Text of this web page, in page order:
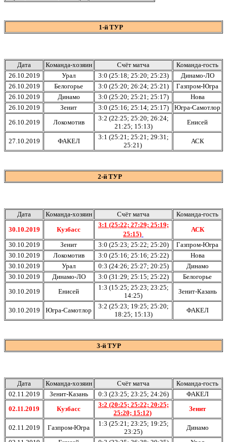
1-й ТУР
Дата Команда-хозяин Счёт матча
Команда-гость
26.10.2019
Урал 3:0 (25:18; 25:20; 25:23)
Динамо-ЛО
26.10.2019
Белогорье 3:0 (25:20; 26:24; 25:21)
Газпром-Югра
26.10.2019
Динамо 3:0 (25:20; 25:21; 25:17)
Нова
26.10.2019
Зенит 3:0 (25:16; 25:14; 25:17)
Югра-Самотлор
26.10.2019
Локомотив
3:2 (22:25; 25:20; 26:24;
21:25; 15:13)
Енисей
27.10.2019 ФАКЕЛ
3:1 (25:21; 25:21; 29:31;
25:21)
АСК
2-й ТУР
Дата Команда-хозяин Счёт матча
Команда-гость
30.10.2019
Кузбасс
3:1 (25:22; 27:29; 25:19;
25:15)
АСК
30.10.2019
Зенит 3:0 (25:23; 25:22; 25:20)
Газпром-Югра
30.10.2019
Локомотив 3:0 (25:16; 25:16; 25:22)
Нова
30.10.2019
Урал 0:3 (24:26; 25:27; 20:25)
Динамо
30.10.2019
Динамо-ЛО 3:0 (31:29; 25:15; 25:22)
Белогорье
30.10.2019
Енисей
1:3 (15:25; 25:23; 23:25;
14:25)
Зенит-Казань
30.10.2019 Югра-Самотлор
3:2 (25:23; 19:25; 25:20;
18:25; 15:13)
ФАКЕЛ
3-й ТУР
Дата Команда-хозяин Счёт матча
Команда-гость
02.11.2019
Зенит-Казань 0:3 (23:25; 23:25; 24:26)
ФАКЕЛ
02.11.2019
Кузбасс
3:2 (20:25; 25:22; 20:25;
25:20; 15:12)
Зенит
02.11.2019 Газпром-Югра
1:3 (25:21; 23:25; 19:25;
23:25)
Динамо